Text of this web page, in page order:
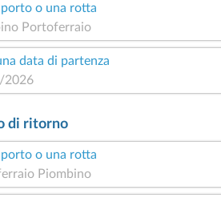
o una rotta
data di partenza
di ritorno
o una rotta